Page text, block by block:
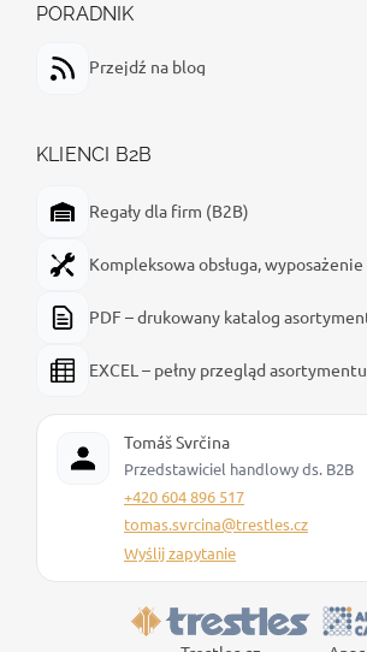
PORADNIK
Przejdź na blog
KLIENCI B2B
Regały dla firm (B2B)
Kompleksowa obsługa,
PDF – drukowany katalog
EXCEL – pełny przegląd asortymentu
Tomáš Svrčina
Przedstawiciel handlowy ds. B2B
+420 604 896 517
tomas.svrcina@trestles.cz
Wyślij zapytanie